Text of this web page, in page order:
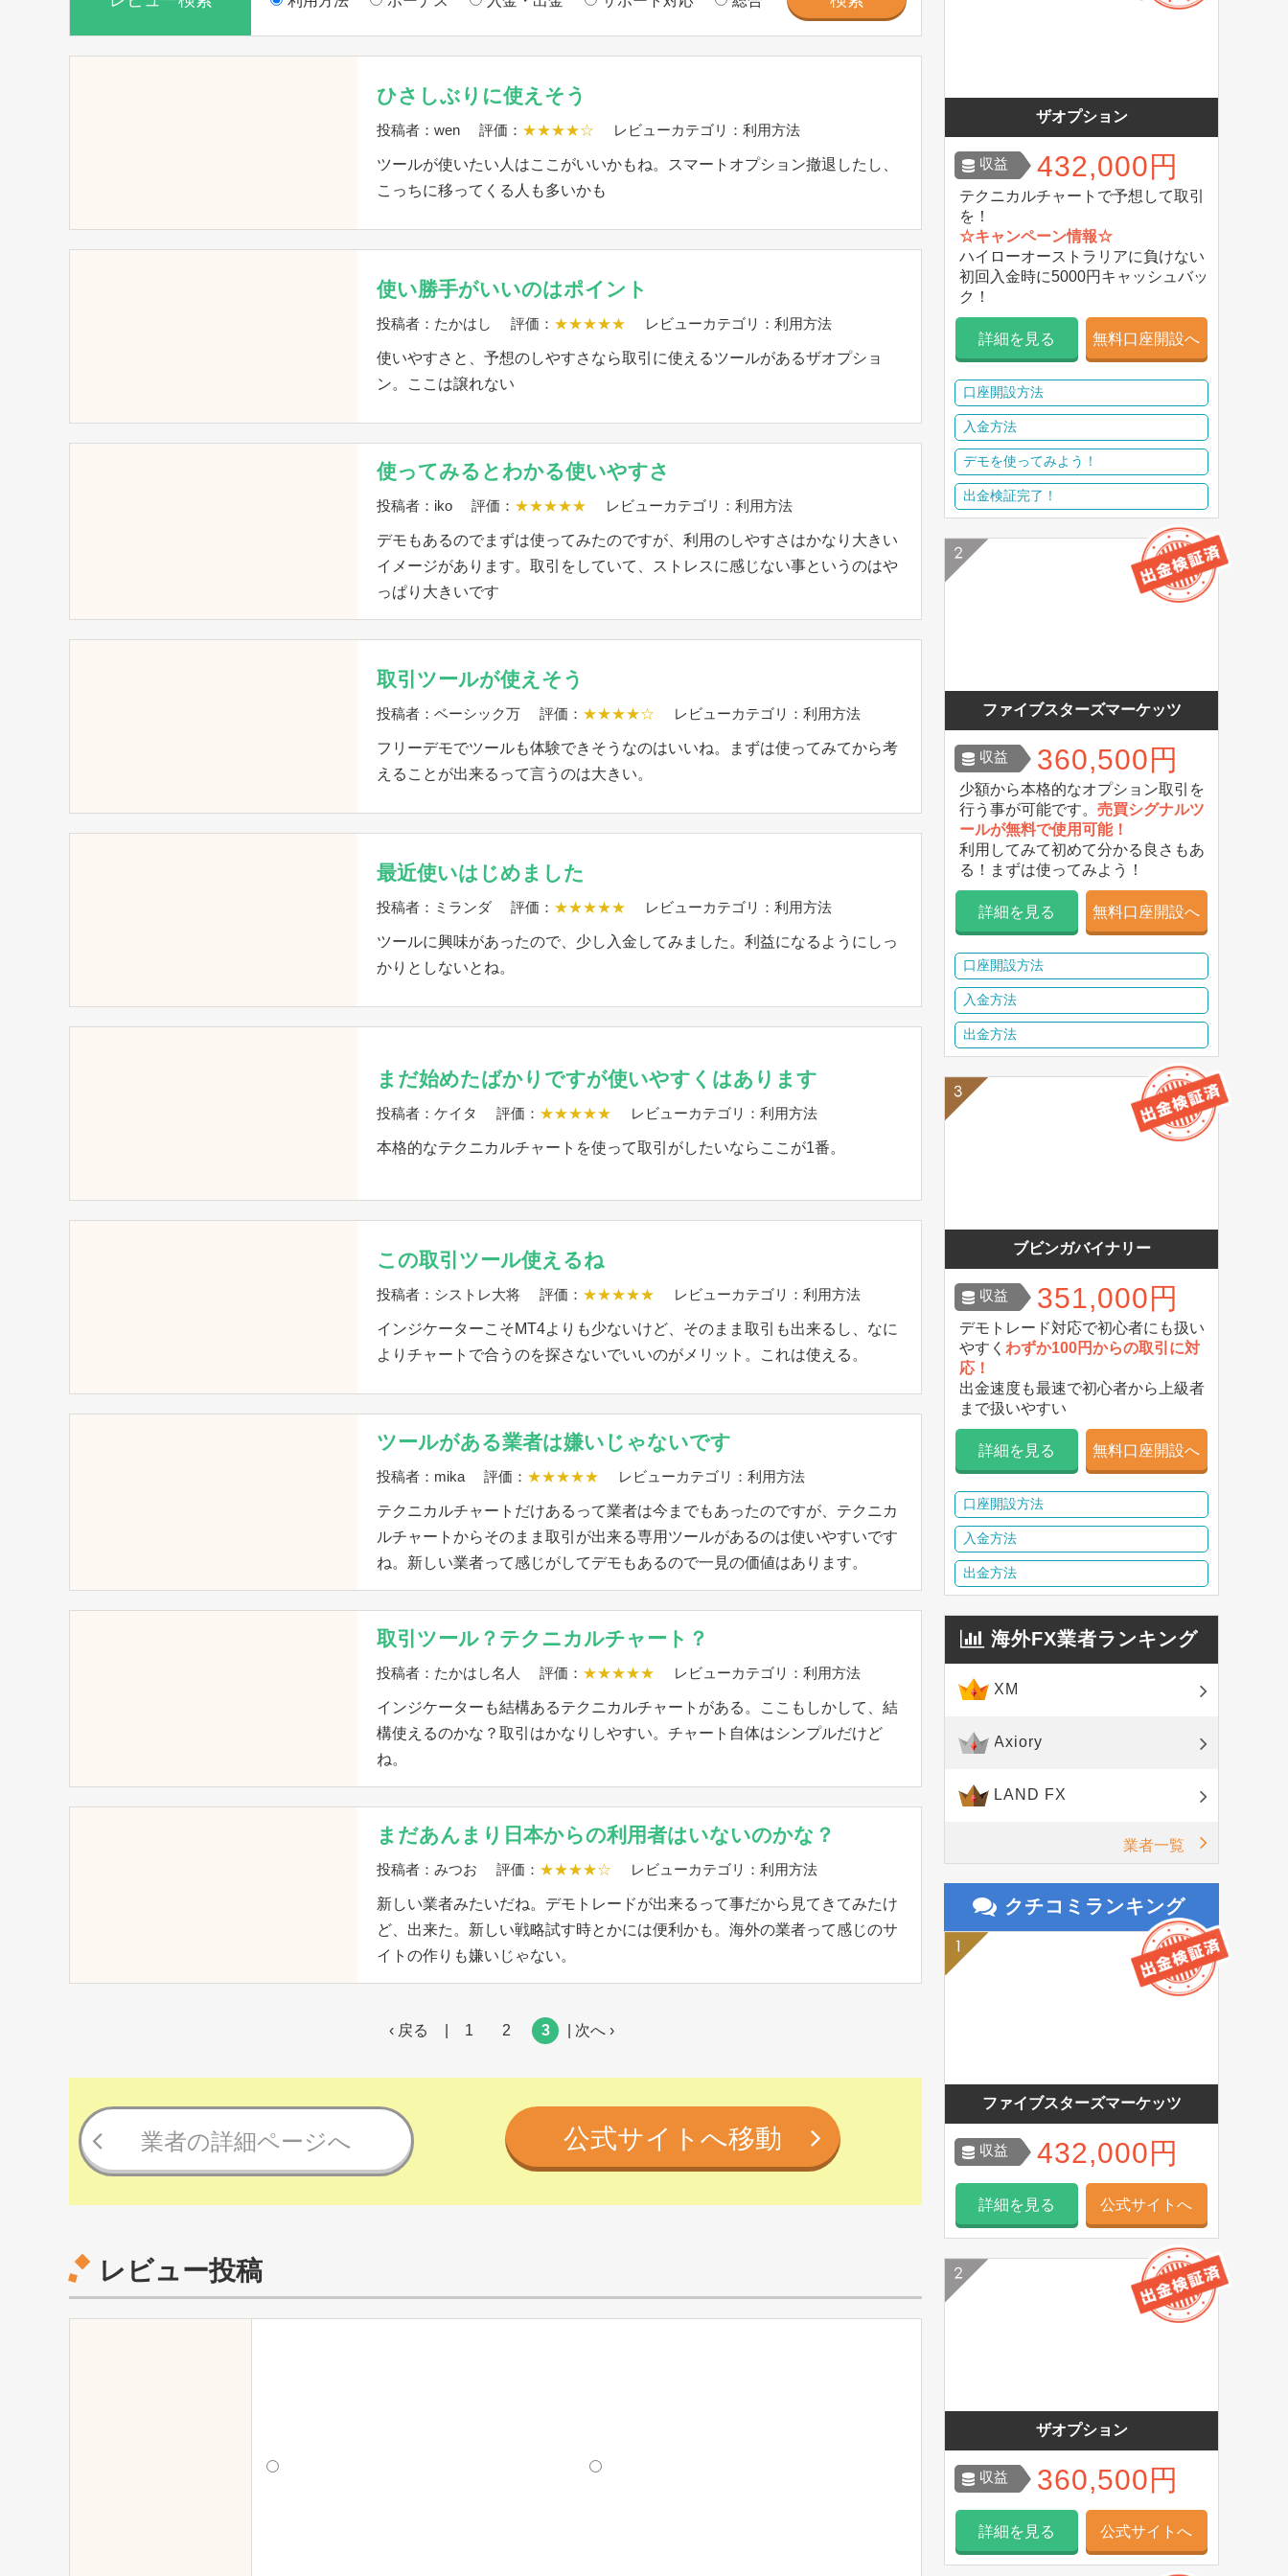
ひさしぶりに使えそう
投稿者：wen 評価： ★★★★☆ レビューカテゴリ：利用方法
ツールが使いたい人はここがいいかもね。スマートオプション撤退したし、
こっちに移ってくる人も多いかも
使い勝手がいいのはポイント
投稿者：たかはし 評価： ★★★★★ レビューカテゴリ：利用方法
使いやすさと、予想のしやすさなら取引に使えるツールがあるザオプショ
ン。ここは譲れない
使ってみるとわかる使いやすさ
投稿者：iko 評価： ★★★★★ レビューカテゴリ：利用方法
デモもあるのでまずは使ってみたのですが、利用のしやすさはかなり大きい
イメージがあります。取引をしていて、ストレスに感じない事というのはや
っぱり大きいです
取引ツールが使えそう
投稿者：ベーシック万 評価： ★★★★☆ レビューカテゴリ：利用方法
フリーデモでツールも体験できそうなのはいいね。まずは使ってみてから考
えることが出来るって言うのは大きい。
最近使いはじめました
投稿者：ミランダ 評価： ★★★★★ レビューカテゴリ：利用方法
ツールに興味があったので、少し入金してみました。利益になるようにしっ
かりとしないとね。
まだ始めたばかりですが使いやすくはあります
投稿者：ケイタ 評価： ★★★★★ レビューカテゴリ：利用方法
本格的なテクニカルチャートを使って取引がしたいならここが1番。
この取引ツール使えるね
投稿者：シストレ大将 評価： ★★★★★ レビューカテゴリ：利用方法
インジケーターこそMT4よりも少ないけど、そのまま取引も出来るし、なに
よりチャートで合うのを探さないでいいのがメリット。これは使える。
ツールがある業者は嫌いじゃないです
投稿者：mika 評価： ★★★★★ レビューカテゴリ：利用方法
テクニカルチャートだけあるって業者は今までもあったのですが、テクニカ
ルチャートからそのまま取引が出来る専用ツールがあるのは使いやすいです
ね。新しい業者って感じがしてデモもあるので一見の価値はあります。
取引ツール？テクニカルチャート？
投稿者：たかはし名人 評価： ★★★★★ レビューカテゴリ：利用方法
インジケーターも結構あるテクニカルチャートがある。ここもしかして、結
構使えるのかな？取引はかなりしやすい。チャート自体はシンプルだけど
ね。
まだあんまり日本からの利用者はいないのかな？
投稿者：みつお 評価： ★★★★☆ レビューカテゴリ：利用方法
新しい業者みたいだね。デモトレードが出来るって事だから見てきてみたけ
ど、出来た。新しい戦略試す時とかには便利かも。海外の業者って感じのサ
イトの作りも嫌いじゃない。
‹ 戻る 1 2 3 | 次へ ›
業者の詳細ページへ 公式サイトへ移動
レビュー投稿
ザオプション
収益 432,000円
テクニカルチャートで予想して取引
を！
☆キャンペーン情報☆
ハイローオーストラリアに負けない
初回入金時に5000円キャッシュバッ
ク！
詳細を見る 無料口座開設へ
口座開設方法
入金方法
デモを使ってみよう！
出金検証完了！
ファイブスターズマーケッツ
収益 360,500円
少額から本格的なオプション取引を
行う事が可能です。 売買シグナルツ
ールが無料で使用可能！
利用してみて初めて分かる良さもあ
る！まずは使ってみよう！
詳細を見る 無料口座開設へ
口座開設方法
入金方法
出金方法
ブビンガバイナリー
収益 351,000円
デモトレード対応で初心者にも扱い
やすく わずか100円からの取引に対
応！
出金速度も最速で初心者から上級者
まで扱いやすい
詳細を見る 無料口座開設へ
口座開設方法
入金方法
出金方法
海外FX業者ランキング
XM
Axiory
LAND FX
業者一覧
クチコミランキング
ファイブスターズマーケッツ
収益 432,000円
詳細を見る 公式サイトへ
ザオプション
収益 360,500円
詳細を見る 公式サイトへ